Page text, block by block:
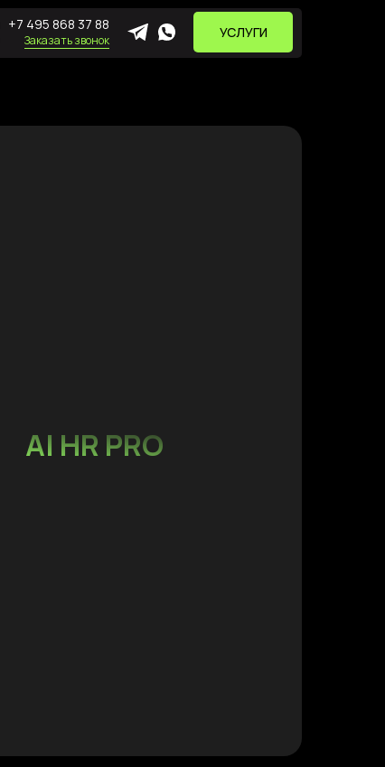
+7 495 868 37 88
Заказать звонок УСЛУГИ
AI HR PRO